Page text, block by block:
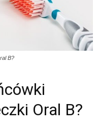
B?
Oral B?